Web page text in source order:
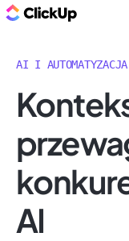
AI I AUTOMATYZACJA
AI